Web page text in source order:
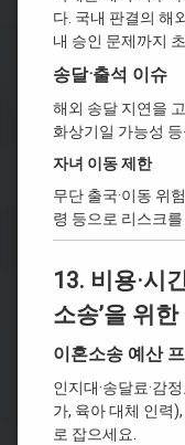
다. 국내 판결의 해
내 승인 문제까지
송달·출석 이슈
해외 송달 지연을
화상기일 가능성
자녀 이동 제한
무단 출국·이동 위
령 등으로 리스크를
13. 비용·시
소송’을 위한
이혼소송 예산
인지대·송달료·감
가, 육아 대체 인력
로 잡으세요.